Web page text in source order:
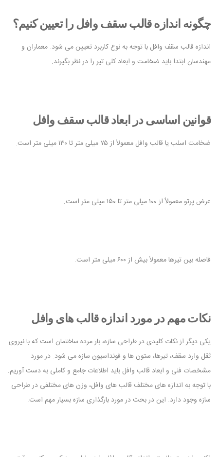
چگونه اندازه قالب سقف وافل را تعیین کنیم؟
اندازه قالب سقف وافل با توجه به نوع کاربرد تعیین می شود. معماران و
مهندسان ابتدا باید ضخامت و ابعاد کلی تیر را در نظر بگیرند.
قوانین اساسی در ابعاد قالب سقف وافل
ضخامت اسلب یا قالب وافل معمولاً از ۷۵ میلی متر تا ۱۳۰ میلی متر است.
عرض پرتو معمولاً از ۱۰۰ میلی متر تا ۱۵۰ میلی متر است.
فاصله بین تیرها معمولاً بیش از ۶۰۰ میلی متر است.
نکات مهم در مورد اندازه قالب های وافل
یکی دیگر از نکات کلیدی در طراحی سازه، بار مرده ساختمان است که با نیروی
ثقل وارد سقف، تیرها، ستون ها و فونداسیون سازه می شود. در مورد
مشخصات فنی و ابعاد قالب وافل باید اطلاعات جامع و کاملی به دست آوریم.
با توجه به اندازه های مختلف قالب های وافل، وزن های مختلفی در طراحی
سازه وجود دارد. این در بحث در مورد بارگذاری سازه بسیار مهم است.